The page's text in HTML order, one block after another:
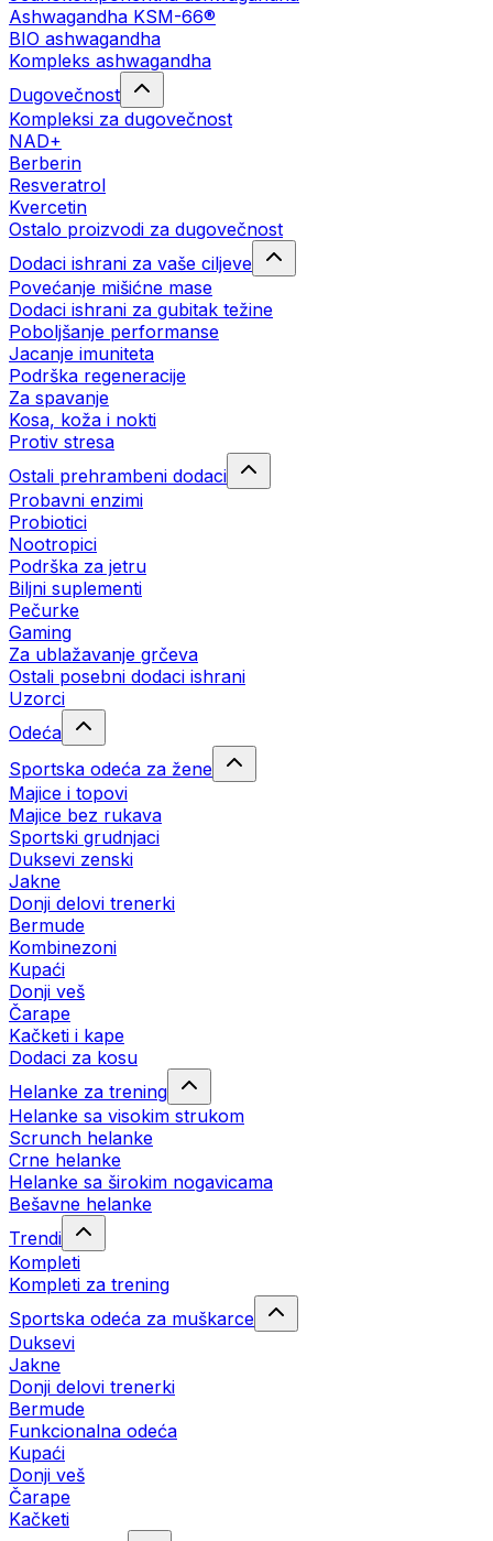
Ashwagandha KSM-66®
BIO ashwagandha
Kompleks ashwagandha
Dugovečnost
Kompleksi za dugovečnost
NAD+
Berberin
Resveratrol
Kvercetin
Ostalo proizvodi za dugovečnost
Dodaci ishrani za vaše ciljeve
Povećanje mišićne mase
Dodaci ishrani za gubitak težine
Poboljšanje performanse
Jacanje imuniteta
Podrška regeneracije
Za spavanje
Kosa, koža i nokti
Protiv stresa
Ostali prehrambeni dodaci
Probavni enzimi
Probiotici
Nootropici
Podrška za jetru
Biljni suplementi
Pečurke
Gaming
Za ublažavanje grčeva
Ostali posebni dodaci ishrani
Uzorci
Odeća
Sportska odeća za žene
Majice i topovi
Majice bez rukava
Sportski grudnjaci
Duksevi zenski
Jakne
Donji delovi trenerki
Bermude
Kombinezoni
Kupaći
Donji veš
Čarape
Kačketi i kape
Dodaci za kosu
Helanke za trening
Helanke sa visokim strukom
Scrunch helanke
Crne helanke
Helanke sa širokim nogavicama
Bešavne helanke
Trendi
Kompleti
Kompleti za trening
Sportska odeća za muškarce
Duksevi
Jakne
Donji delovi trenerki
Bermude
Funkcionalna odeća
Kupaći
Donji veš
Čarape
Kačketi